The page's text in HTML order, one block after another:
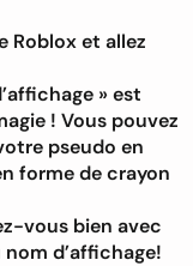
Roblox et allez
» est
! Vous pouvez
pseudo en
forme de crayon
vous bien avec
d’affichage!